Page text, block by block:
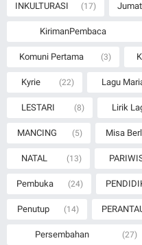
INKULTURASI (17)
KirimanPembaca
Komuni Pertama (3)
Kyrie (22) Lagu
LESTARI (8) Lirik
MANCING (5) Misa
NATAL (13)
Pembuka (24)
Penutup (14)
Persembahan (27)